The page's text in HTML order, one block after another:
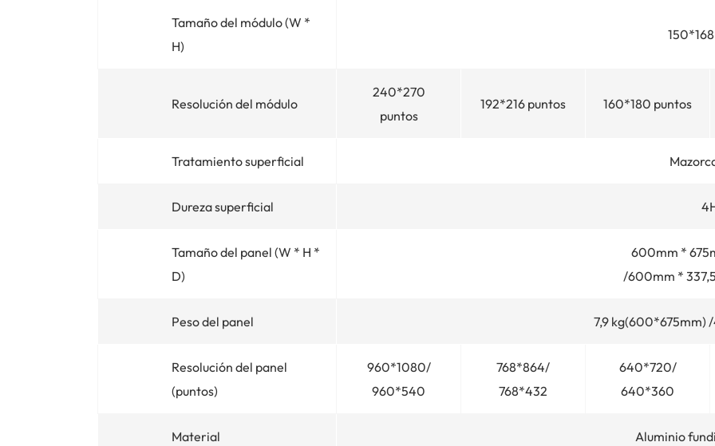
Tamaño del módulo (W *
H)
Resolución del módulo
240*270
puntos
192*216 puntos 160*180 puntos
Tratamiento superficial
Dureza superficial
Tamaño del panel (W * H *
D)
600mm *
/600mm *
Peso del panel 7,9 kg(600*675mm)
Resolución del panel
(puntos)
960*1080/
960*540
768*864/
768*432
640*720/
640*360
Material Aluminio